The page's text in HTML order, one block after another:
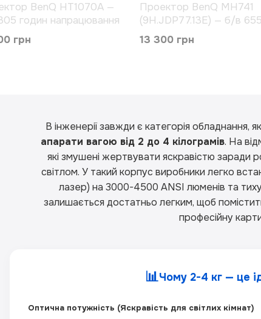
В інженерії завжди є категорія обладнання,
апарати вагою від 2 до 4 кілограмів. На
які змушені жертвувати яскравістю заради
світлом. У такий корпус виробники легко
лазер) на 3000-4500 ANSI люменів та
залишається достатньо легким, щоб
професійну
📊Чому 2-4 кг — це
Оптична потужність (Яскравість для світлих кімнат)
BenQ HT1070A —
годин напрацювання
грн
Проектор BenQ MH741
(9H.JDP77.13E) — б/в 655
годин напрацювання
13 300 грн